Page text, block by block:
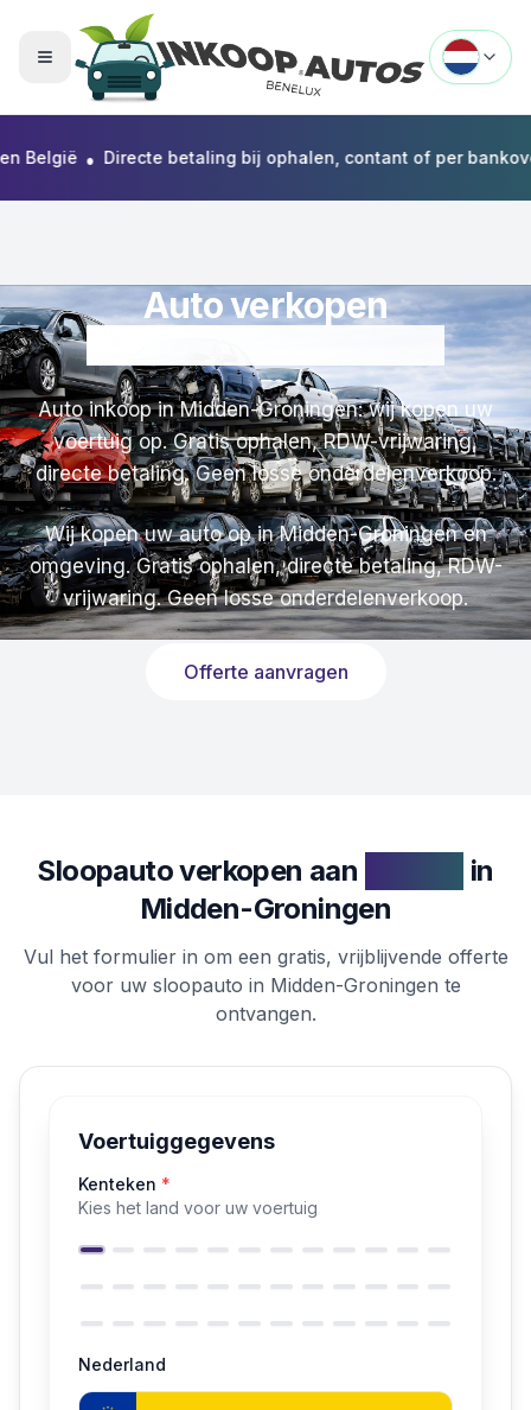
Menu openen
• Directe betaling bij ophalen, contant of per
Auto verkopen
Auto inkoop in Midden-Groningen: wij kopen uw
voertuig op. Gratis ophalen, RDW-vrijwaring,
directe betaling. Geen losse onderdelenverkoop.
Wij kopen uw auto op in Midden-Groningen en
omgeving. Gratis ophalen, directe betaling, RDW-
vrijwaring. Geen losse onderdelenverkoop.
Offerte aanvragen
Sloopauto verkopen aan
in
Midden-Groningen
Vul het formulier in om een gratis, vrijblijvende offerte
voor uw sloopauto in Midden-Groningen te
ontvangen.
Voertuiggegevens
Kenteken *
Kies het land voor uw voertuig
Nederland